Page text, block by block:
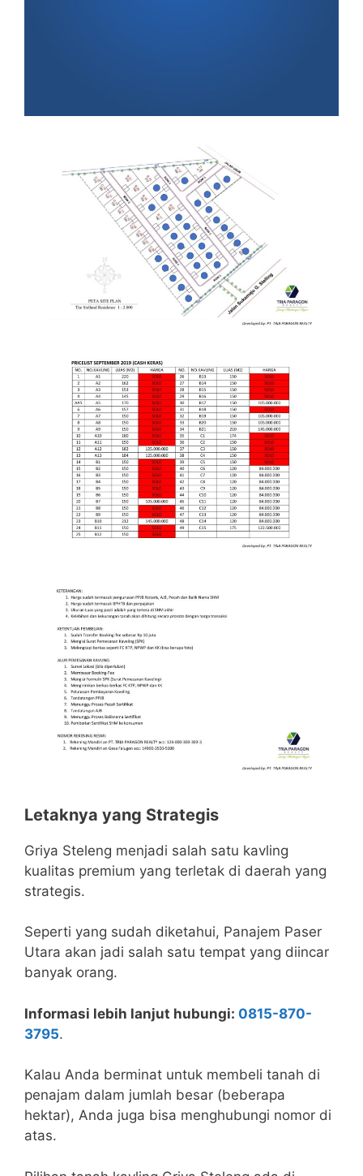
Letaknya yang Strategis
Griya Steleng menjadi salah satu kavling
kualitas premium yang terletak di daerah yang
strategis.
Seperti yang sudah diketahui, Panajem Paser
Utara akan jadi salah satu tempat yang diincar
banyak orang.
Informasi lebih lanjut hubungi: 0815-870-
3795.
Kalau Anda berminat untuk membeli tanah di
penajam dalam jumlah besar (beberapa
hektar), Anda juga bisa menghubungi nomor di
atas.